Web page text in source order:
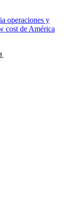
operaciones y
cost de América